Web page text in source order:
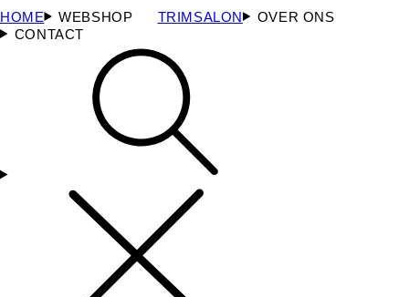
HOME WEBSHOP TRIMSALON
OVER ONS
CONTACT